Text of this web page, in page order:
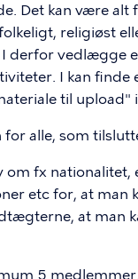
Det kan være alt
religiøst
derfor vedlægge
I kan finde
til upload"
alle, som
om fx
etc for, at man
at man
5 medlemmer.